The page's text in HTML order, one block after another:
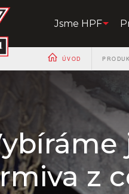
Jsme HPF
ÚVOD
z